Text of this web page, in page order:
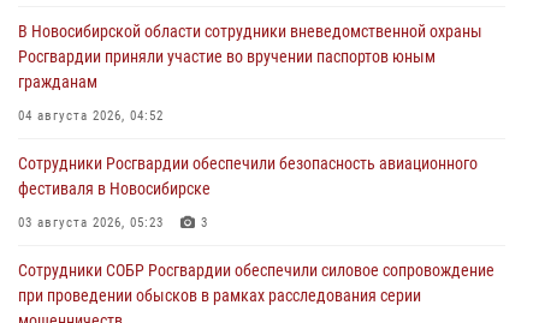
В Новосибирской области сотрудники вневедомственной охраны
Росгвардии приняли участие во вручении паспортов юным
гражданам
04 августа 2026, 04:52
Сотрудники Росгвардии обеспечили безопасность авиационного
фестиваля в Новосибирске
03 августа 2026, 05:23 3
Сотрудники СОБР Росгвардии обеспечили силовое сопровождение
при проведении обысков в рамках расследования серии